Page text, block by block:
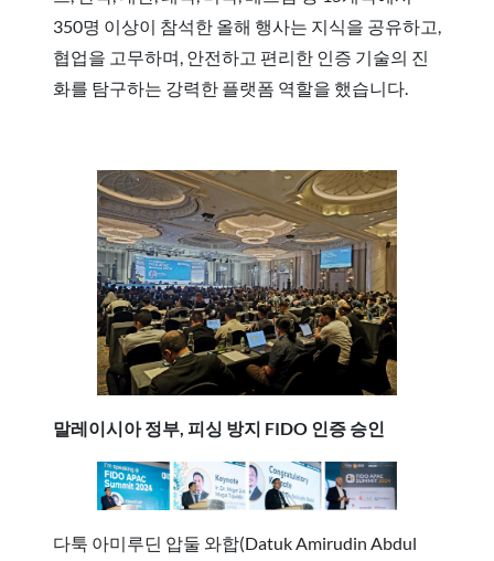
350명 이상이 참석한 올해 행사는 지식을 공유하고,
협업을 고무하며, 안전하고 편리한 인증 기술의 진
화를 탐구하는 강력한 플랫폼 역할을 했습니다.
말레이시아 정부, 피싱 방지 FIDO 인증 승인
다툭 아미루딘 압둘 와합(Datuk Amirudin Abdul